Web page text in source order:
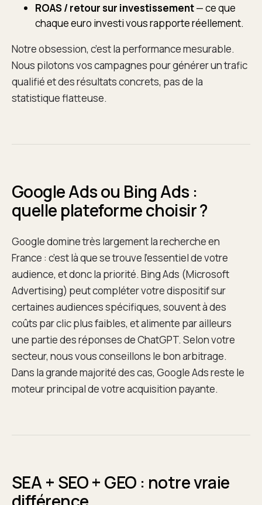
ROAS / retour sur investissement— ce que
chaque euro investi vous rapporte réellement.
Notre obsession, c’est la performance mesurable.
Nous pilotons vos campagnes pour générer un trafic
qualifié et des résultats concrets, pas de la
statistique flatteuse.
Google Ads ou Bing Ads :
quelle plateforme choisir ?
Google domine très largement la recherche en
France : c’est là que se trouve l’essentiel de votre
audience, et donc la priorité. Bing Ads (Microsoft
Advertising) peut compléter votre dispositif sur
certaines audiences spécifiques, souvent à des
coûts par clic plus faibles, et alimente par ailleurs
une partie des réponses de ChatGPT. Selon votre
secteur, nous vous conseillons le bon arbitrage.
Dans la grande majorité des cas, Google Ads reste le
moteur principal de votre acquisition payante.
SEA + SEO + GEO : notre vraie